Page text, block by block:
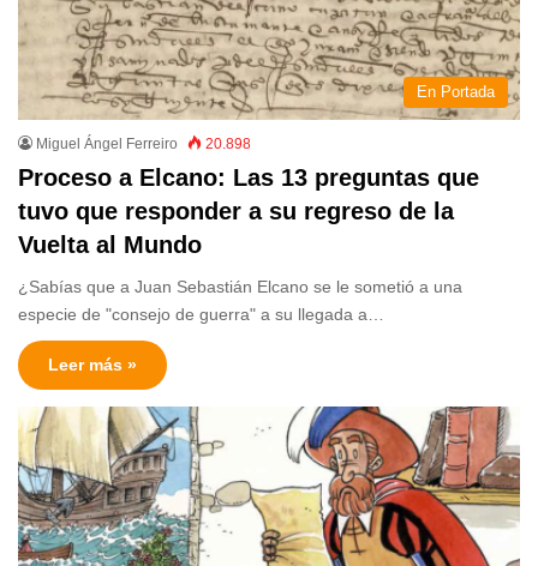
En Portada
Miguel Ángel Ferreiro 20.898
Proceso a Elcano: Las 13 preguntas que
tuvo que responder a su regreso de la
Vuelta al Mundo
¿Sabías que a Juan Sebastián Elcano se le sometió a una
especie de "consejo de guerra" a su llegada a…
Leer más »